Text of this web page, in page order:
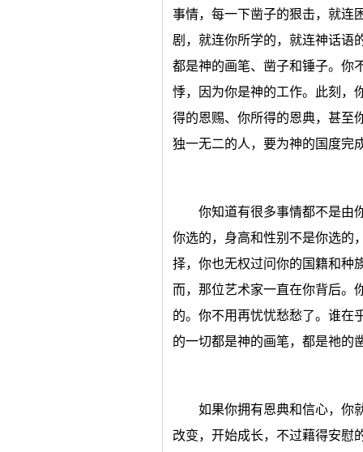
事情，每一下凿子的狠击，就连
剧，就连你所学的，就连神话语
都是神的画笔、凿子和锤子。你
悸，因为你是神的工作。此刻，
得的恩赐、你所得的恩典，甚至
独一无二的人，要为神的国度完
你知道有很多事情都不是由
你选的，身高和性别不是你选的
择，你也无权过问你的国籍和种
而，那位艺术家一直在你背后。
的。你不用再忧忧愁愁了。谁在
的一切都是神的画笔，都是祂的
如果你拥有恩典和信心，你
改变，开始成长，不过藉得安慰